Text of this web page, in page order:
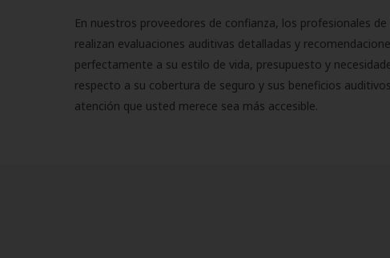
En nuestros proveedores de confianza, los profesionales
realizan evaluaciones auditivas detalladas y
perfectamente a su estilo de vida, presupuesto y
respecto a su cobertura de seguro y sus beneficios
atención que usted merece sea más accesible.